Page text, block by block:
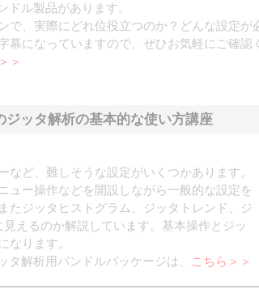
ル製品があります。
で、実際にどれ位役立つのか？どんな設定
になっていますので、ぜひお気軽にご確認
＞
ジッタ解析の基本的な使い方講座
ど、難しそうな設定がいくつかあります。
ュー操作などを開設しながら一般的な設定を
たジッタヒストグラム、ジッタトレンド、ジ
えるのか解説しています。基本操作とジッ
なります。
タ解析用バンドルパッケージは、
こちら＞＞